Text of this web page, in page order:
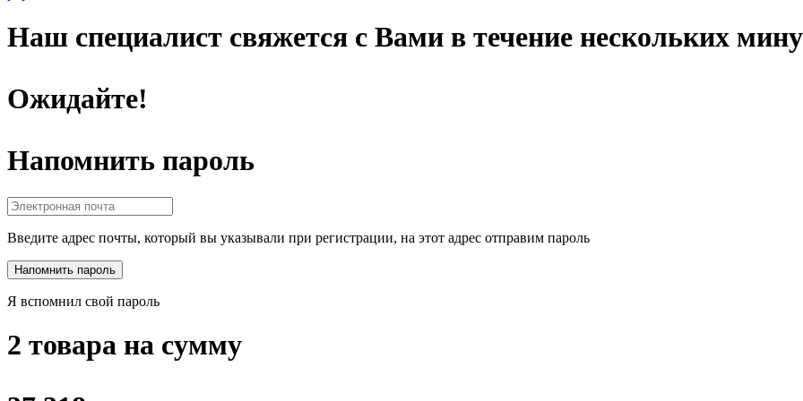
Наш специалист свяжется с Вами в течение нескольких
Ожидайте!
Напомнить пароль
Введите адрес почты, который вы указывали при регистрации, на этот адрес отправим пароль
Я вспомнил свой пароль
2 товара на сумму